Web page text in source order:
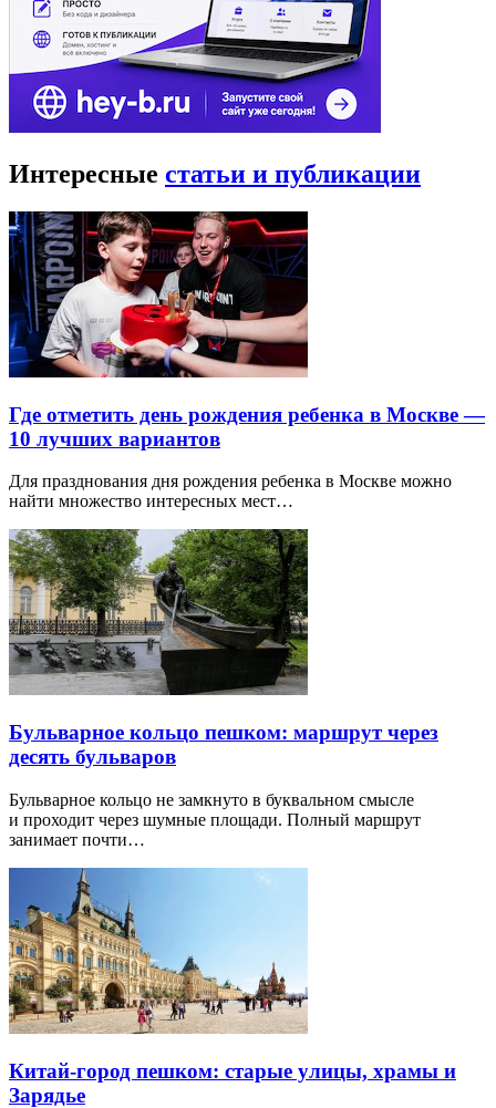
Интересные статьи и публикации
Где отметить день рождения ребенка в Москве —
10 лучших вариантов
Для празднования дня рождения ребенка в Москве можно
найти множество интересных мест…
Бульварное кольцо пешком: маршрут через
десять бульваров
Бульварное кольцо не замкнуто в буквальном смысле
и проходит через шумные площади. Полный маршрут
занимает почти…
Китай-город пешком: старые улицы, храмы и
Зарядье